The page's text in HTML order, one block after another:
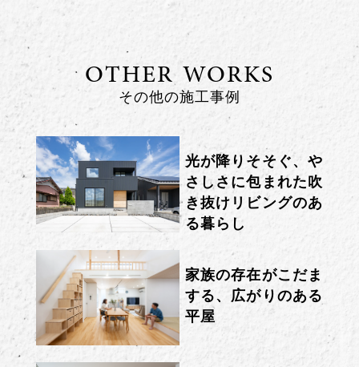
OTHER WORKS
その他の施工事例
光が降りそそぐ、や
さしさに包まれた吹
き抜けリビングのあ
る暮らし
家族の存在がこだま
する、広がりのある
平屋